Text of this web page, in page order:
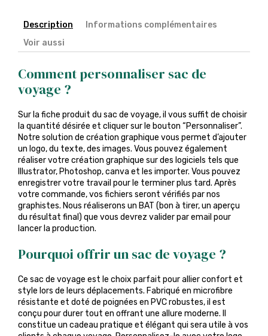
Description
Informations complémentaires
Voir aussi
Comment personnaliser sac de
voyage ?
Sur la fiche produit du sac de voyage, il vous suffit de choisir
la quantité désirée et cliquer sur le bouton “Personnaliser”.
Notre solution de création graphique vous permet d’ajouter
un logo, du texte, des images. Vous pouvez également
réaliser votre création graphique sur des logiciels tels que
Illustrator, Photoshop, canva et les importer. Vous pouvez
enregistrer votre travail pour le terminer plus tard. Après
votre commande, vos fichiers seront vérifiés par nos
graphistes. Nous réaliserons un BAT (bon à tirer, un aperçu
du résultat final) que vous devrez valider par email pour
lancer la production.
Pourquoi offrir un sac de voyage ?
Ce sac de voyage est le choix parfait pour allier confort et
style lors de leurs déplacements. Fabriqué en microfibre
résistante et doté de poignées en PVC robustes, il est
conçu pour durer tout en offrant une allure moderne. Il
constitue un cadeau pratique et élégant qui sera utile à vos